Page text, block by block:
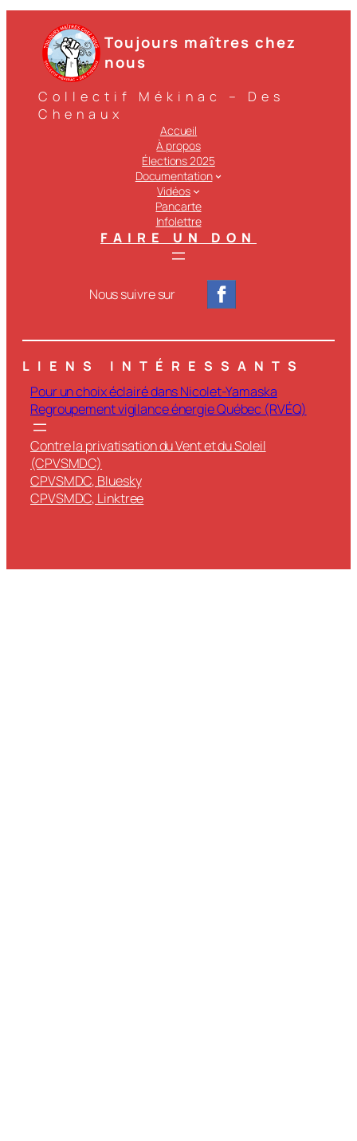
Toujours maîtres chez
nous
Collectif Mékinac – Des
Chenaux
Accueil
À propos
Élections 2025
Documentation
Vidéos
Pancarte
Infolettre
FAIRE UN DON
Nous suivre sur
LIENS INTÉRESSANTS
Pour un choix éclairé dans Nicolet-Yamaska
Regroupement vigilance énergie Québec (RVÉQ)
Contre la privatisation du Vent et du Soleil
(CPVSMDC)
CPVSMDC, Bluesky
CPVSMDC, Linktree